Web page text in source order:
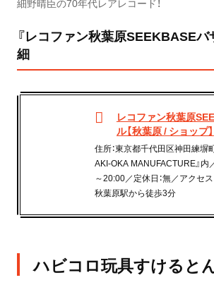
細野晴臣の70年代レアレコード！
『レコファン秋葉原SEEKBASEバ
細
レコファン秋葉原
ル【秋葉原 / ショップ】
住所：東京都千代田区神田練塀
AKI-OKA MANUFACTURE』内
～20:00／定休日：無／アクセス
秋葉原駅から徒歩3分
ハビコロ玩具すけると